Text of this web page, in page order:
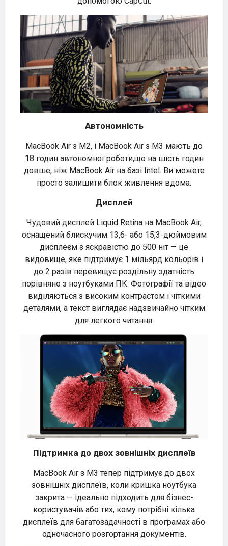
Автономність
MacBook Air з M2, і MacBook Air з M3 мають до
18 годин автономної роботи,що на шість годин
довше, ніж MacBook Air на базі Intel. Ви можете
просто залишити блок живлення вдома.
Дисплей
Чудовий дисплей Liquid Retina на MacBook Air,
оснащений блискучим 13,6- або 15,3-дюймовим
дисплеєм з яскравістю до 500 ніт — це
видовище, яке підтримує 1 мільярд кольорів і
до 2 разів перевищує роздільну здатність
порівняно з ноутбуками ПК. Фотографії та відео
виділяються з високим контрастом і чіткими
деталями, а текст виглядає надзвичайно чітким
для легкого читання.
Підтримка до двох зовнішніх дисплеїв
MacBook Air з M3 тепер підтримує до двох
зовнішніх дисплеїв, коли кришка ноутбука
закрита — ідеально підходить для бізнес-
користувачів або тих, кому потрібні кілька
дисплеїв для багатозадачності в програмах або
одночасного розгортання документів.